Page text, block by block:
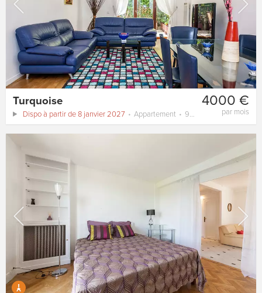
4000 €
par mois
Turquoise
Dispo à partir de 8 janvier 2027 Appartement 90 m²